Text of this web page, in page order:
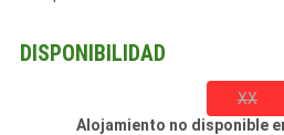
DISPONIBILIDAD
XX
Alojamiento no disponible